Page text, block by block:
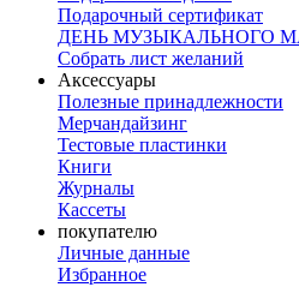
Подарочный сертификат
ДЕНЬ МУЗЫКАЛЬНОГО
Собрать лист желаний
Аксессуары
Полезные принадлежности
Мерчандайзинг
Тестовые пластинки
Книги
Журналы
Кассеты
покупателю
Личные данные
Избранное